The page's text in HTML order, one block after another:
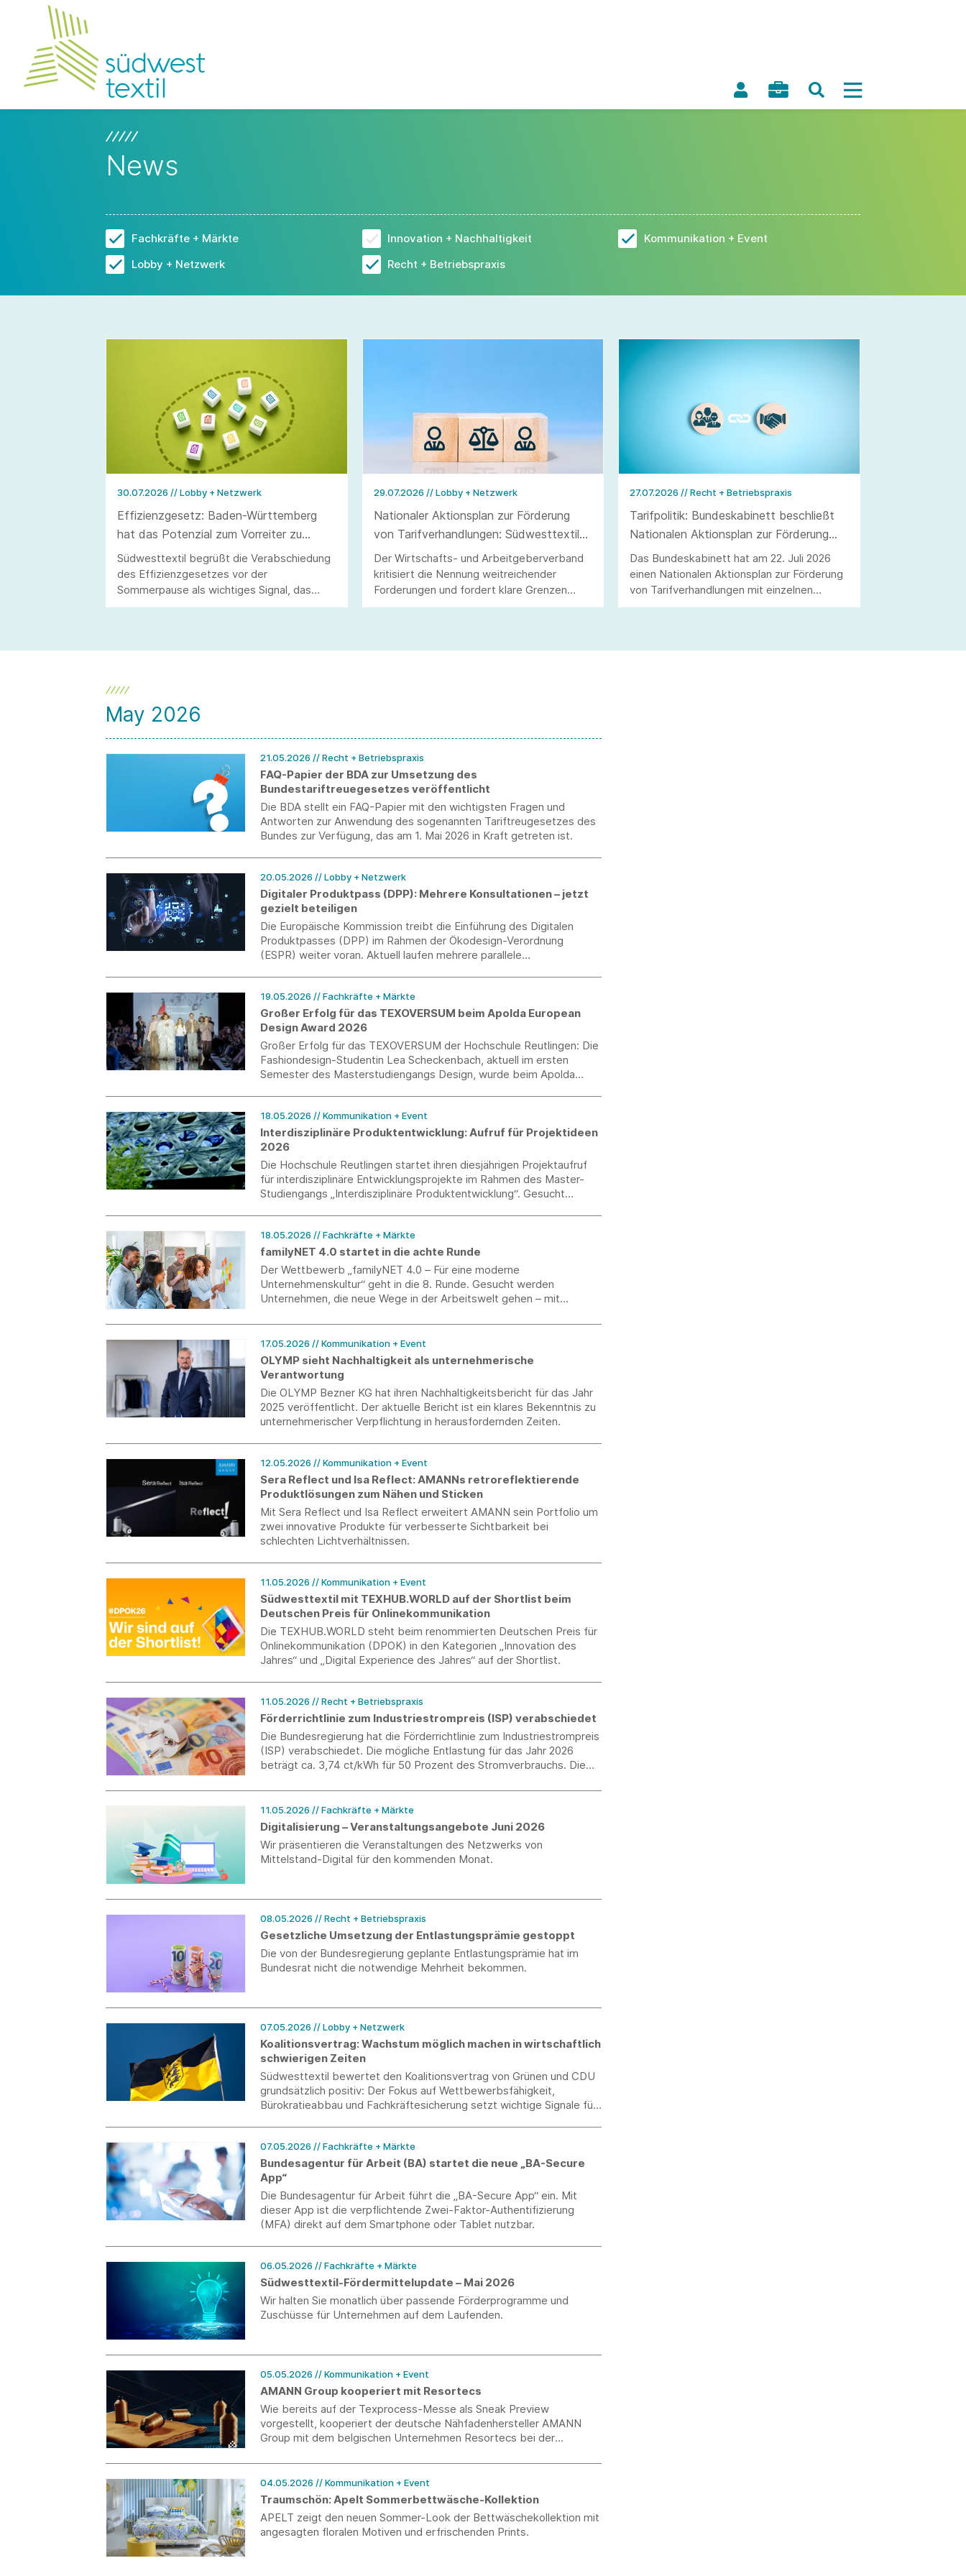
News
Fachkräfte + Märkte Innovation + Nachhaltigkeit
Kommunikation + Event
Lobby + Netzwerk
Recht + Betriebspraxis
30.07.2026 // Lobby + Netzwerk
Effizienzgesetz: Baden-Württemberg
hat das Potenzial zum Vorreiter zu
werden
Südwesttextil begrüßt die Verabschiedung
des Effizienzgesetzes vor der
Sommerpause als wichtiges Signal, das
allerdings erst durch eine stringente
29.07.2026 // Lobby + Netzwerk
Nationaler Aktionsplan zur Förderung
von Tarifverhandlungen: Südwesttextil
warnt vor Eingriffen in Tarifautonomie
und Koalitionsfreiheit
Der Wirtschafts- und Arbeitgeberverband
kritisiert die Nennung weitreichender
Forderungen und fordert klare Grenzen
staatlichen Handelns.
27.07.2026// Recht + Betriebspraxis
Tarifpolitik: Bundeskabinett beschließt
Nationalen Aktionsplan zur Förderung
von Tarifverhandlungen
Das Bundeskabinett hat am 22. Juli 2026
einen Nationalen Aktionsplan zur Förderung
von Tarifverhandlungen mit einzelnen
Maßnahmen beschlossen.
May 2026
21.05.2026 // Recht + Betriebspraxis
FAQ-Papier der BDA zur Umsetzung des
Bundestariftreuegesetzes veröffentlicht
Die BDA stellt ein FAQ-Papier mit den wichtigsten Fragen und
Antworten zur Anwendung des sogenannten Tariftreugesetzes des
Bundes zur Verfügung, das am 1. Mai 2026 in Kraft getreten ist.
20.05.2026 // Lobby + Netzwerk
Digitaler Produktpass (DPP): Mehrere Konsultationen – jetzt
gezielt beteiligen
Die Europäische Kommission treibt die Einführung des Digitalen
Produktpasses (DPP) im Rahmen der Ökodesign-Verordnung
(ESPR) weiter voran. Aktuell laufen mehrere parallele
19.05.2026 // Fachkräfte + Märkte
Großer Erfolg für das TEXOVERSUM beim Apolda European
Design Award 2026
Großer Erfolg für das TEXOVERSUM der Hochschule Reutlingen: Die
Fashiondesign-Studentin Lea Scheckenbach, aktuell im ersten
Semester des Masterstudiengangs Design, wurde beim Apolda
18.05.2026 // Kommunikation + Event
Interdisziplinäre Produktentwicklung: Aufruf für Projektideen
2026
Die Hochschule Reutlingen startet ihren diesjährigen Projektaufruf
für interdisziplinäre Entwicklungsprojekte im Rahmen des Master-
Studiengangs „Interdisziplinäre Produktentwicklung“. Gesucht
Produktentwicklung, Materialforschung, Nachhaltigkeit,
Digitalisierung oder verwandten Bereichen.
18.05.2026 // Fachkräfte + Märkte
familyNET 4.0 startet in die achte Runde
Der Wettbewerb „familyNET 4.0 – Für eine moderne
Unternehmenskultur“ geht in die 8. Runde. Gesucht werden
Unternehmen, die neue Wege in der Arbeitswelt gehen – mit
echter Vereinbarkeit.
17.05.2026 // Kommunikation + Event
OLYMP sieht Nachhaltigkeit als unternehmerische
Verantwortung
Die OLYMP Bezner KG hat ihren Nachhaltigkeitsbericht für das Jahr
2025 veröffentlicht. Der aktuelle Bericht ist ein klares Bekenntnis zu
unternehmerischer Verpflichtung in herausfordernden Zeiten.
12.05.2026 // Kommunikation + Event
Sera Reflect und Isa Reflect: AMANNs retroreflektierende
Produktlösungen zum Nähen und Sticken
Mit Sera Reflect und Isa Reflect erweitert AMANN sein Portfolio um
zwei innovative Produkte für verbesserte Sichtbarkeit bei
schlechten Lichtverhältnissen.
11.05.2026 // Kommunikation + Event
Südwesttextil mit TEXHUB.WORLD auf der Shortlist beim
Deutschen Preis für Onlinekommunikation
Die TEXHUB.WORLD steht beim renommierten Deutschen Preis für
Onlinekommunikation (DPOK) in den Kategorien „Innovation des
Jahres“ und „Digital Experience des Jahres“ auf der Shortlist.
11.05.2026 // Recht + Betriebspraxis
Förderrichtlinie zum Industriestrompreis (ISP) verabschiedet
Die Bundesregierung hat die Förderrichtlinie zum Industriestrompreis
(ISP) verabschiedet. Die mögliche Entlastung für das Jahr 2026
beträgt ca. 3,74 ct/kWh für 50 Prozent des Stromverbrauchs. Die
das Gesamtjahr 2026 gestellt werden.
11.05.2026 // Fachkräfte + Märkte
Digitalisierung – Veranstaltungsangebote Juni 2026
Wir präsentieren die Veranstaltungen des Netzwerks von
Mittelstand-Digital für den kommenden Monat.
08.05.2026 // Recht + Betriebspraxis
Gesetzliche Umsetzung der Entlastungsprämie gestoppt
Die von der Bundesregierung geplante Entlastungsprämie hat im
Bundesrat nicht die notwendige Mehrheit bekommen.
07.05.2026 // Lobby + Netzwerk
Koalitionsvertrag: Wachstum möglich machen in wirtschaftlich
schwierigen Zeiten
Südwesttextil bewertet den Koalitionsvertrag von Grünen und CDU
grundsätzlich positiv: Der Fokus auf Wettbewerbsfähigkeit,
Bürokratieabbau und Fachkräftesicherung setzt wichtige Signale für
Lage der Branche an.
07.05.2026 // Fachkräfte + Märkte
Bundesagentur für Arbeit (BA) startet die neue „BA-Secure
App“
Die Bundesagentur für Arbeit führt die „BA-Secure App“ ein. Mit
dieser App ist die verpflichtende Zwei-Faktor-Authentifizierung
(MFA) direkt auf dem Smartphone oder Tablet nutzbar.
06.05.2026 // Fachkräfte + Märkte
Südwesttextil-Fördermittelupdate – Mai 2026
Wir halten Sie monatlich über passende Förderprogramme und
Zuschüsse für Unternehmen auf dem Laufenden.
05.05.2026 // Kommunikation + Event
AMANN Group kooperiert mit Resortecs
Wie bereits auf der Texprocess-Messe als Sneak Preview
vorgestellt, kooperiert der deutsche Nähfadenhersteller AMANN
Group mit dem belgischen Unternehmen Resortecs bei der
Disassembly-Ansatz.
04.05.2026 // Kommunikation + Event
Traumschön: Apelt Sommerbettwäsche-Kollektion
APELT zeigt den neuen Sommer-Look der Bettwäschekollektion mit
angesagten floralen Motiven und erfrischenden Prints.